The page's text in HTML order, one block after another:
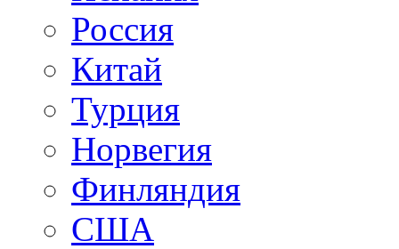
Россия
Китай
Турция
Норвегия
Финляндия
США